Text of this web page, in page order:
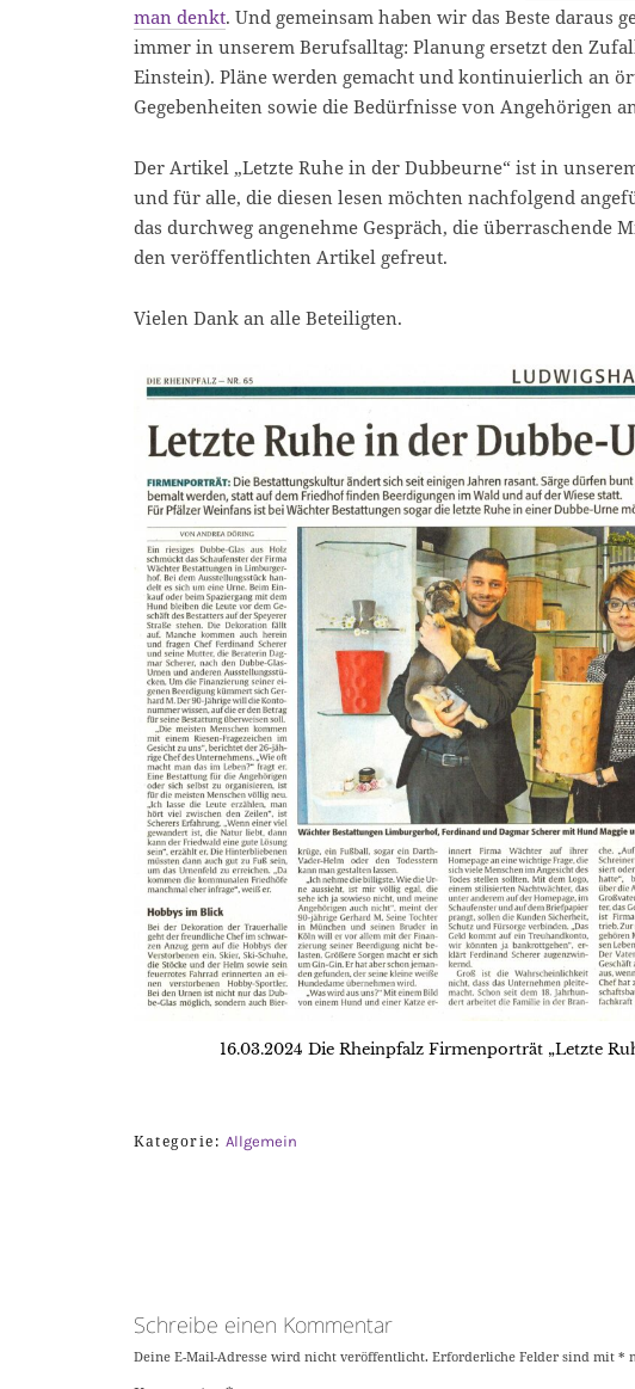
man denkt. Und gemeinsam haben wir das Beste daraus
immer in unserem Berufsalltag: Planung ersetzt den
Einstein). Pläne werden gemacht und kontinuierlich an
Gegebenheiten sowie die Bedürfnisse von Angehörigen
Der Artikel „Letzte Ruhe in der Dubbeurne“ ist in
und für alle, die diesen lesen möchten nachfolgend
das durchweg angenehme Gespräch, die überraschende
den veröffentlichten Artikel gefreut.
Vielen Dank an alle Beteiligten.
16.03.2024 Die Rheinpfalz Firmenporträt „Letzte
Kategorie: Allgemein
Schreibe einen Kommentar
Deine E-Mail-Adresse wird nicht veröffentlicht. Erforderliche Felder sind mit *